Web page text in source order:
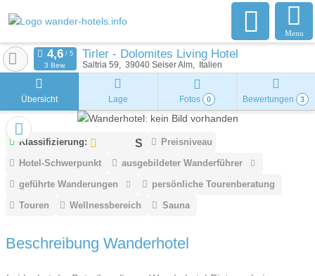
Menu
Tirler - Dolomites Living Hotel
Saltria 59 39040 Seiser Alm Italien
3 Bew.
Übersicht Lage Fotos 0 Bewertungen 3
Klassifizierung:
Preisniveau
Hotel-Schwerpunkt
ausgebildeter Wanderführer
geführte Wanderungen
persönliche Tourenberatung
Touren
Wellnessbereich Sauna
Beschreibung Wanderhotel